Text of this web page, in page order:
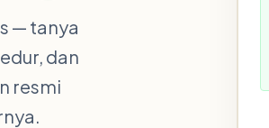
— tanya
dan
resmi